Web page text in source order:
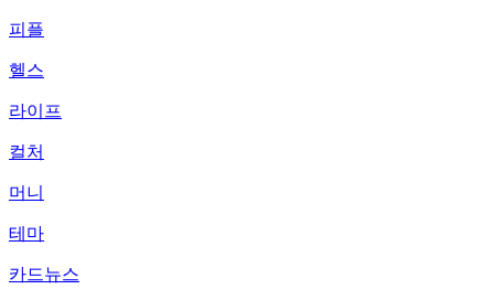
피플
헬스
라이프
컬처
머니
테마
카드뉴스